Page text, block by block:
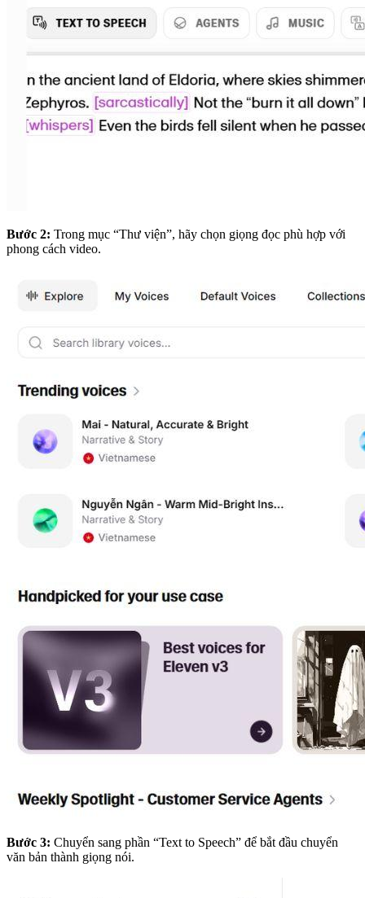
Bước 2: Trong mục “Thư viện”, hãy chọn giọng đọc phù hợp với
phong cách video.
Bước 3: Chuyển sang phần “Text to Speech” để bắt đầu chuyển
văn bản thành giọng nói.